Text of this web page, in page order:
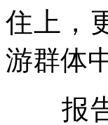
住上，
游群体
报告